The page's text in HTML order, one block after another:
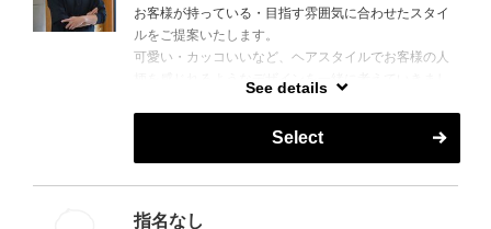
お客様が持っている・目指す雰囲気に合わせたスタイ
ルをご提案いたします。
可愛い・カッコいいなど、ヘアスタイルでお客様の人
柄を感じれるようなデザインを一緒に考えていきまし
See details
Select
指名なし